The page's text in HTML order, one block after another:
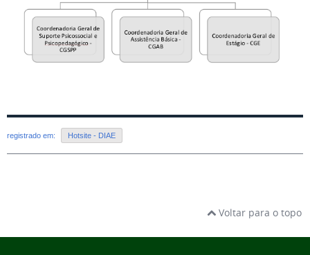
registrado em: Hotsite - DIAE
Voltar para o topo